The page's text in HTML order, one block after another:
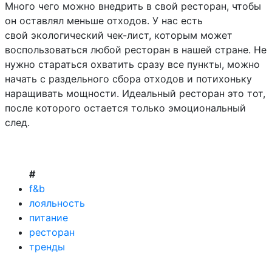
Много чего можно внедрить в свой ресторан, чтобы
он оставлял меньше отходов. У нас есть
свой экологический чек-лист, которым может
воспользоваться любой ресторан в нашей стране. Не
нужно стараться охватить сразу все пункты, можно
начать с раздельного сбора отходов и потихоньку
наращивать мощности. Идеальный ресторан это тот,
после которого остается только эмоциональный
след.
#
f&b
лояльность
питание
ресторан
тренды